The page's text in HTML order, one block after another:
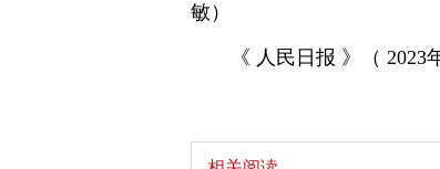
敏）
《 人民日报 》（ 2023